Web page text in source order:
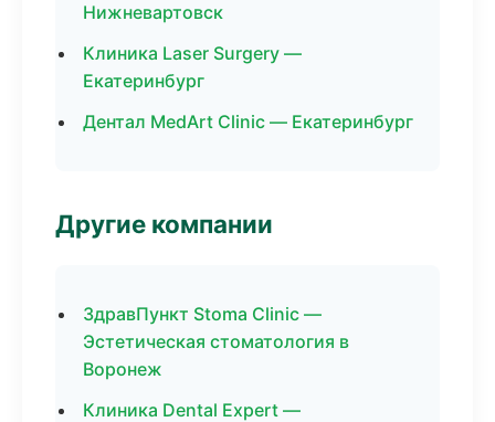
Нижневартовск
Клиника Laser Surgery —
Екатеринбург
Дентал MedArt Clinic — Екатеринбург
Другие компании
ЗдравПункт Stoma Clinic —
Эстетическая стоматология в
Воронеж
Клиника Dental Expert —